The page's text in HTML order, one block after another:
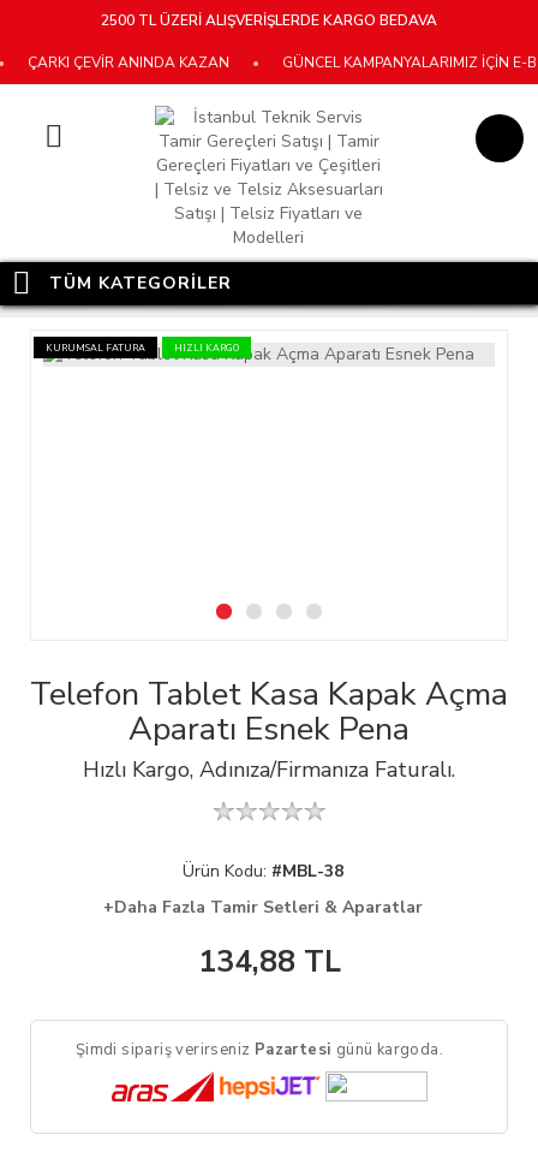
2500 TL ÜZERİ ALIŞVERİŞLERDE KARGO BEDAVA
ÇARKI ÇEVİR ANINDA KAZAN • GÜNCEL KAMPANYALARIMIZ İÇİN E-
TÜM KATEGORİLER
KURUMSAL FATURA HIZLI KARGO
Telefon Tablet Kasa Kapak Açma
Aparatı Esnek Pena
Hızlı Kargo, Adınıza/Firmanıza Faturalı.
Ürün Kodu: #MBL-38
+Daha Fazla Tamir Setleri & Aparatlar
134,88TL
Şimdi sipariş verirseniz Pazartesi günü kargoda.